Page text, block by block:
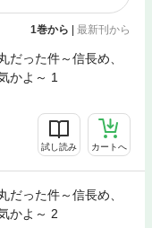
1巻から | 最新刊から
だった件～信長め、
かよ～ 1
試し読み カートへ
だった件～信長め、
かよ～ 2